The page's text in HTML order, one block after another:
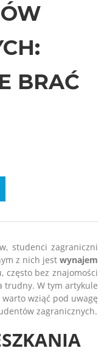
BRAĆ
studenci zagraniczni
z nich jest wynajem
często bez znajomości
trudny. W tym artykule
wziąć pod uwagę
zagranicznych.